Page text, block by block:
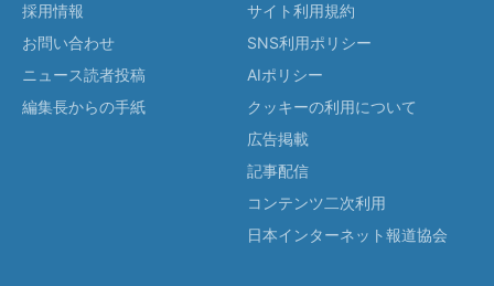
採用情報
お問い合わせ
ニュース読者投稿
編集長からの手紙
サイト利用規約
SNS利用ポリシー
AIポリシー
クッキーの利用について
広告掲載
記事配信
コンテンツ二次利用
日本インターネット報道協会